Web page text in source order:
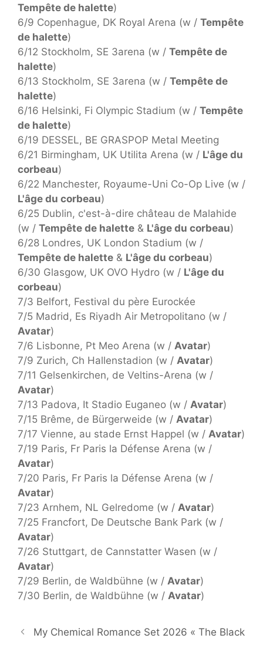
Tempête de halette)
6/9 Copenhague, DK Royal Arena (w / Tempête
de halette)
6/12 Stockholm, SE 3arena (w / Tempête de
halette)
6/13 Stockholm, SE 3arena (w / Tempête de
halette)
6/16 Helsinki, Fi Olympic Stadium (w / Tempête
de halette)
6/19 DESSEL, BE GRASPOP Metal Meeting
6/21 Birmingham, UK Utilita Arena (w / L'âge du
corbeau)
6/22 Manchester, Royaume-Uni Co-Op Live (w /
L'âge du corbeau)
6/25 Dublin, c'est-à-dire château de Malahide
(w / Tempête de halette & L'âge du corbeau)
6/28 Londres, UK London Stadium (w /
Tempête de halette & L'âge du corbeau)
6/30 Glasgow, UK OVO Hydro (w / L'âge du
corbeau)
7/3 Belfort, Festival du père Eurockée
7/5 Madrid, Es Riyadh Air Metropolitano (w /
Avatar)
7/6 Lisbonne, Pt Meo Arena (w / Avatar)
7/9 Zurich, Ch Hallenstadion (w / Avatar)
7/11 Gelsenkirchen, de Veltins-Arena (w /
Avatar)
7/13 Padova, It Stadio Euganeo (w / Avatar)
7/15 Brême, de Bürgerweide (w / Avatar)
7/17 Vienne, au stade Ernst Happel (w / Avatar)
7/19 Paris, Fr Paris la Défense Arena (w /
Avatar)
7/20 Paris, Fr Paris la Défense Arena (w /
Avatar)
7/23 Arnhem, NL Gelredome (w / Avatar)
7/25 Francfort, De Deutsche Bank Park (w /
Avatar)
7/26 Stuttgart, de Cannstatter Wasen (w /
Avatar)
7/29 Berlin, de Waldbühne (w / Avatar)
7/30 Berlin, de Waldbühne (w / Avatar)
My Chemical Romance Set 2026 « The Black